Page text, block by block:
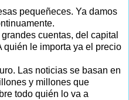
pequeñeces. Ya damos
cuentas, del capital
quién le importa ya el precio
Las noticias se basan en
y millones que
todo quién lo va a